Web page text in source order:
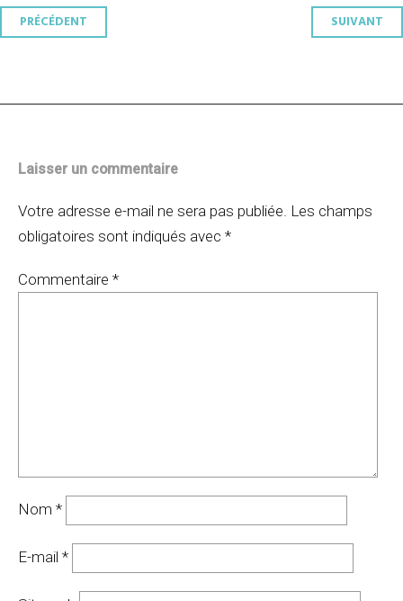
Navigation
PRÉCÉDENT SUIVANT
Laisser un commentaire
Votre adresse e-mail ne sera pas publiée. Les champs
obligatoires sont indiqués avec *
Commentaire *
Nom *
E-mail *